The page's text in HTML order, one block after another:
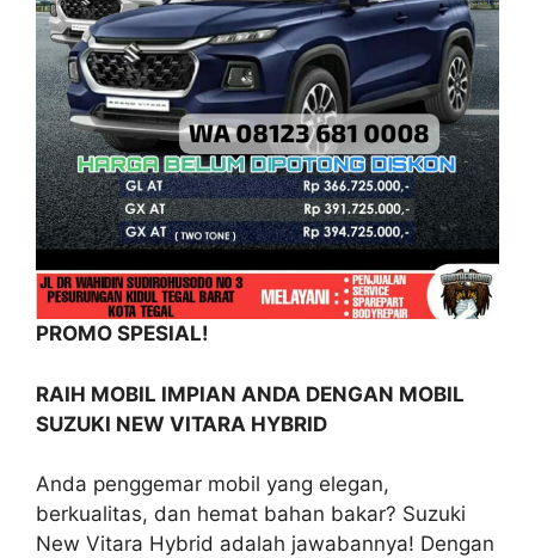
PROMO SPESIAL!
RAIH MOBIL IMPIAN ANDA DENGAN MOBIL
SUZUKI NEW VITARA HYBRID
Anda penggemar mobil yang elegan,
berkualitas, dan hemat bahan bakar? Suzuki
New Vitara Hybrid adalah jawabannya! Dengan